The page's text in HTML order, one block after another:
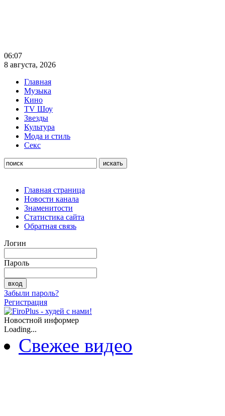
06:07
8 августа, 2026
Главная
Музыка
Кино
TV Шоу
Звезды
Культура
Мода и стиль
Секс
Главная страница
Новости канала
Знаменитости
Статистика сайта
Обратная связь
Логин
Пароль
Забыли пароль?
Регистрация
Новостной информер
Loading...
Свежее видео